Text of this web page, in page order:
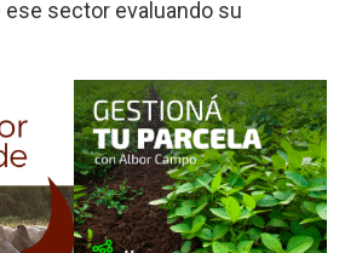
sector evaluando su